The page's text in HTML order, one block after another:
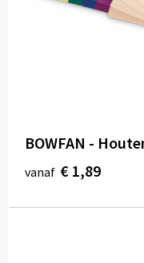
BOWFAN -
vanaf € 1,89